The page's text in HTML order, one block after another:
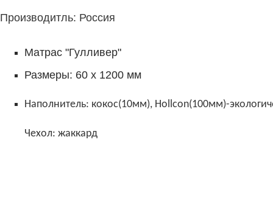
Производитль: Россия
Матрас "Гулливер"
Размеры: 60 х 1200 мм
Наполнитель: кокос(10мм), Hollcon(100мм)-
Чехол: жаккард